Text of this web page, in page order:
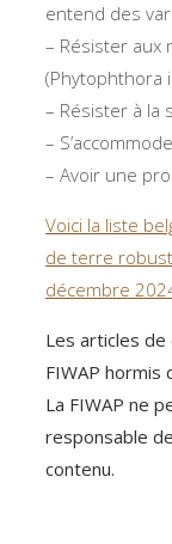
entend des
– Résister aux
(Phytophthora
– Résister à la
–
– Avoir une
Voici la liste
de terre
décembre
Les articles de
FIWAP hormis
La FIWAP ne
responsable
contenu.